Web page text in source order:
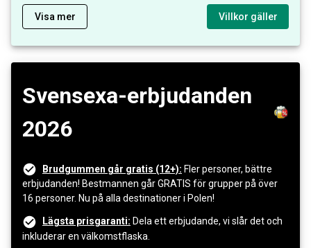
Visa mer Villkor gäller
Svensexa-erbjudanden
2026
Brudgummen går gratis (12+): Fler personer, bättre
erbjudanden! Bestmannen går GRATIS för grupper på över
16 personer. Nu på alla destinationer i Polen!
Lägsta prisgaranti: Dela ett erbjudande, vi slår det och
inkluderar en välkomstflaska.